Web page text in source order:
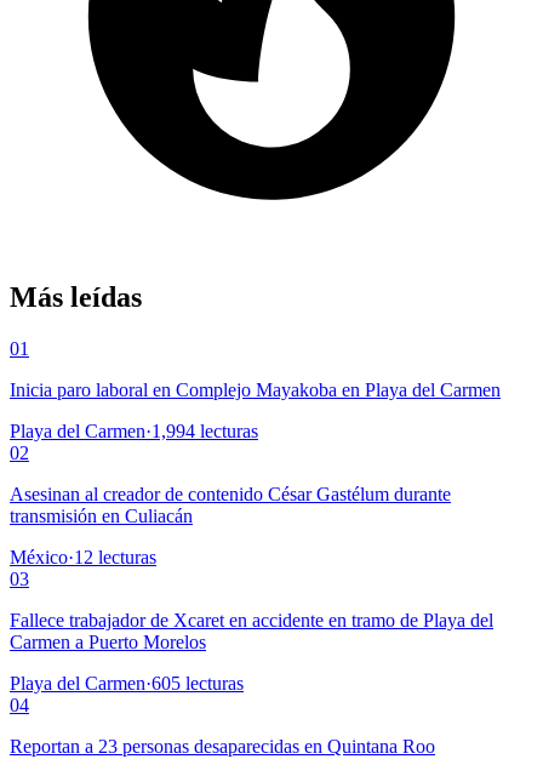
Más leídas
01
Inicia paro laboral en Complejo Mayakoba en Playa del Carmen
Playa del Carmen·1,994 lecturas
02
Asesinan al creador de contenido César Gastélum durante
transmisión en Culiacán
México·12 lecturas
03
Fallece trabajador de Xcaret en accidente en tramo de Playa del
Carmen a Puerto Morelos
Playa del Carmen·605 lecturas
04
Reportan a 23 personas desaparecidas en Quintana Roo